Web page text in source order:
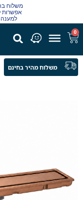
משלוח
אפשרות
למענה
0
משלוח מהיר בחינם